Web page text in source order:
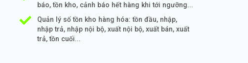
báo, tồn kho, cảnh báo hết hàng khi tới ngưỡng...
Quản lý số tồn kho hàng hóa: tồn đầu, nhập,
nhập trả, nhập nội bộ, xuất nội bộ, xuất bán, xuất
trả, tồn cuối...